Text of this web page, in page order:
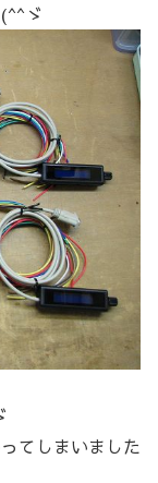
ゞ
てしまいました